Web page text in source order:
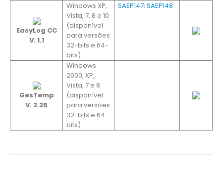
EasyLog CC
V. 1.1
Windows XP,
Vista, 7, 8 e 10
(disponível
para versões
32-bits e 64-
bits)
SAEP147;SAEP148
GesTemp
V. 2.25
Windows
2000, XP,
Vista, 7 e 8
(disponível
para versões
32-bits e 64-
bits)